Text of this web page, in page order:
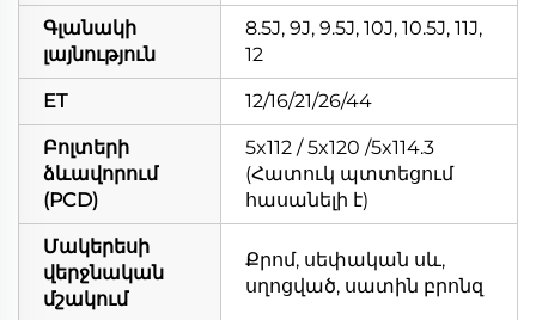
Գլանակի
լայնություն
8.5J, 9J, 9.5J, 10J, 10.5J, 11J,
12
ET 12/16/21/26/44
Բոլտերի
ձևավորում
(PCD)
5x112 / 5x120 /5x114.3
(Հատուկ պտտեցում
հասանելի է)
Մակերեսի
վերջնական
մշակում
Քրոմ, սեփական սև,
սղոցված, սատին բրոնզ